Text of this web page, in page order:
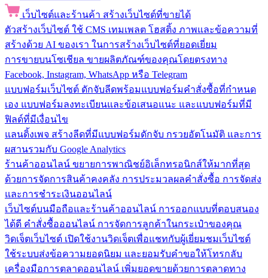
เว็บไซต์และร้านค้า สร้างเว็บไซต์ที่ขายได้
ตัวสร้างเว็บไซต์ ใช้ CMS เทมเพลต โฮสติ้ง ภาพและข้อความที่
สร้างด้วย AI ของเรา ในการสร้างเว็บไซต์ที่ยอดเยี่ยม
การขายบนโซเชียล ขายผลิตภัณฑ์ของคุณโดยตรงทาง
Facebook, Instagram, WhatsApp หรือ Telegram
แบบฟอร์มเว็บไซต์ ดักจับลีดพร้อมแบบฟอร์มคำสั่งซื้อที่กำหนด
เอง แบบฟอร์มลงทะเบียนและข้อเสนอแนะ และแบบฟอร์มที่มี
ฟิลด์ที่มีเงื่อนไข
แลนดิ้งเพจ สร้างลีดที่มีแบบฟอร์มดักจับ กรวยอัตโนมัติ และการ
ผสานรวมกับ Google Analytics
ร้านค้าออนไลน์ ขยายการพาณิชย์อิเล็กทรอนิกส์ให้มากที่สุด
ด้วยการจัดการสินค้าคงคลัง การประมวลผลคำสั่งซื้อ การจัดส่ง
และการชำระเงินออนไลน์
เว็บไซต์บนมือถือและร้านค้าออนไลน์ การออกแบบที่ตอบสนอง
ได้ดี คำสั่งซื้อออนไลน์ การจัดการลูกค้าในกระเป๋าของคุณ
วิดเจ็ตเว็บไซต์ เปิดใช้งานวิดเจ็ตเพื่อแชทกับผู้เยี่ยมชมเว็บไซต์
ใช้ระบบส่งข้อความยอดนิยม และยอมรับคำขอให้โทรกลับ
เครื่องมือการตลาดออนไลน์ เพิ่มยอดขายด้วยการตลาดทาง